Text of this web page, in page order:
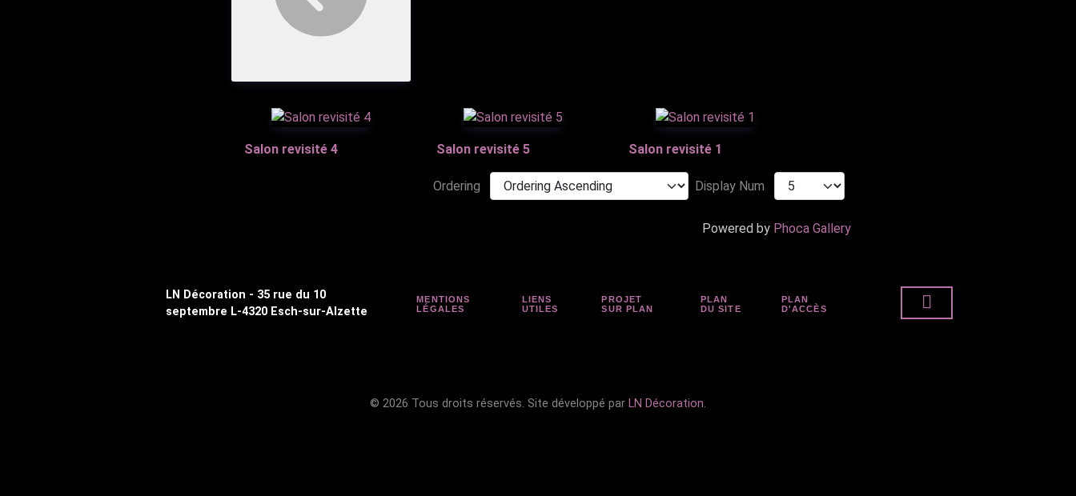
Salon revisité 4 Salon revisité 5 Salon revisité 1
Ordering Display Num
Powered by Phoca Gallery
LN Décoration - 35 rue du 10
septembre L-4320 Esch-sur-Alzette
MENTIONS
LÉGALES
LIENS
UTILES
PROJET
SUR PLAN
PLAN
DU SITE
PLAN
D'ACCÈS
© 2026 Tous droits réservés. Site développé par LN Décoration.